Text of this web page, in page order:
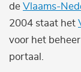
de Vlaams-
2004 staat het
voor het
portaal.